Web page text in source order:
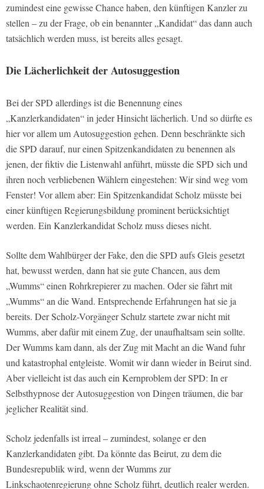
zumindest eine gewisse Chance haben, den künftigen Kanzler zu
stellen – zu der Frage, ob ein benannter „Kandidat“ das dann auch
tatsächlich werden muss, ist bereits alles gesagt.
Die Lächerlichkeit der Autosuggestion
Bei der SPD allerdings ist die Benennung eines
„Kanzlerkandidaten“ in jeder Hinsicht lächerlich. Und so dürfte es
hier vor allem um Autosuggestion gehen. Denn beschränkte sich
die SPD darauf, nur einen Spitzenkandidaten zu benennen als
jenen, der fiktiv die Listenwahl anführt, müsste die SPD sich und
ihren noch verbliebenen Wählern eingestehen: Wir sind weg vom
Fenster! Vor allem aber: Ein Spitzenkandidat Scholz müsste bei
einer künftigen Regierungsbildung prominent berücksichtigt
werden. Ein Kanzlerkandidat Scholz muss dieses nicht.
Sollte dem Wahlbürger der Fake, den die SPD aufs Gleis gesetzt
hat, bewusst werden, dann hat sie gute Chancen, aus dem
„Wumms“ einen Rohrkrepierer zu machen. Oder sie fährt mit
„Wumms“ an die Wand. Entsprechende Erfahrungen hat sie ja
bereits. Der Scholz-Vorgänger Schulz startete zwar nicht mit
Wumms, aber dafür mit einem Zug, der unaufhaltsam sein sollte.
Der Wumms kam dann, als der Zug mit Macht an die Wand fuhr
und katastrophal entgleiste. Womit wir dann wieder in Beirut sind.
Aber vielleicht ist das auch ein Kernproblem der SPD: In er
Selbsthypnose der Autosuggestion von Dingen träumen, die bar
jeglicher Realität sind.
Scholz jedenfalls ist irreal – zumindest, solange er den
Kanzlerkandidaten gibt. Da könnte das Beirut, zu dem die
Bundesrepublik wird, wenn der Wumms zur
Linkschaotenregierung ohne Scholz führt, deutlich realer werden.